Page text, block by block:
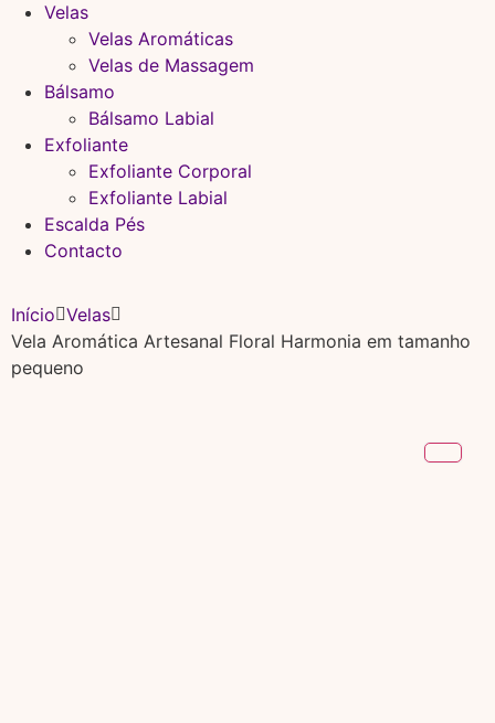
Velas
Velas Aromáticas
Velas de Massagem
Bálsamo
Bálsamo Labial
Exfoliante
Exfoliante Corporal
Exfoliante Labial
Escalda Pés
Contacto
Início Velas
Vela Aromática Artesanal Floral Harmonia em tamanho
pequeno